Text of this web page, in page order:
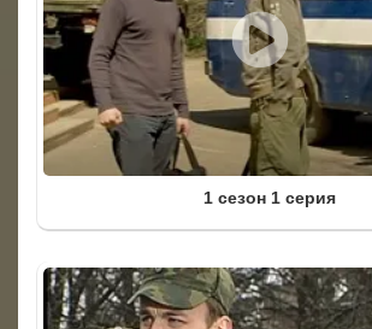
1 сезон 1 серия